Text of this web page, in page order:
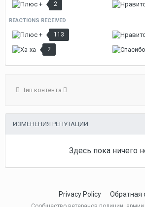
2
REACTIONS RECEIVED
113
2
Тип контента
ИЗМЕНЕНИЯ РЕПУТАЦИИ
Здесь пока ничего
Privacy Policy Обратная